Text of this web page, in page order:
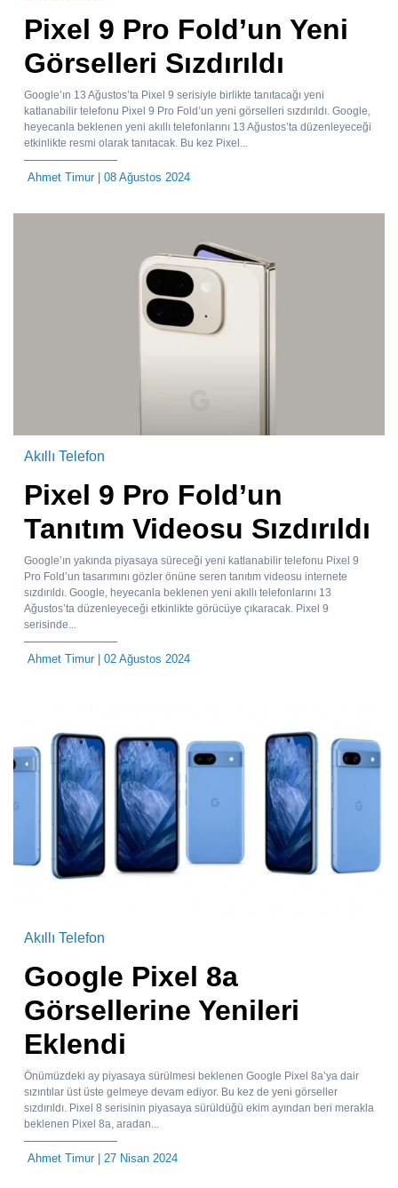
Pixel 9 Pro Fold’un Yeni
Görselleri Sızdırıldı
Google’ın 13 Ağustos’ta Pixel 9 serisiyle birlikte tanıtacağı yeni
katlanabilir telefonu Pixel 9 Pro Fold’un yeni görselleri sızdırıldı. Google,
heyecanla beklenen yeni akıllı telefonlarını 13 Ağustos’ta düzenleyeceği
etkinlikte resmi olarak tanıtacak. Bu kez Pixel...
Ahmet Timur| 08 Ağustos 2024
Akıllı Telefon
Pixel 9 Pro Fold’un
Tanıtım Videosu Sızdırıldı
Google’ın yakında piyasaya süreceği yeni katlanabilir telefonu Pixel 9
Pro Fold’un tasarımını gözler önüne seren tanıtım videosu internete
sızdırıldı. Google, heyecanla beklenen yeni akıllı telefonlarını 13
Ağustos’ta düzenleyeceği etkinlikte görücüye çıkaracak. Pixel 9
serisinde...
Ahmet Timur| 02 Ağustos 2024
Akıllı Telefon
Google Pixel 8a
Görsellerine Yenileri
Eklendi
Önümüzdeki ay piyasaya sürülmesi beklenen Google Pixel 8a’ya dair
sızıntılar üst üste gelmeye devam ediyor. Bu kez de yeni görseller
sızdırıldı. Pixel 8 serisinin piyasaya sürüldüğü ekim ayından beri merakla
beklenen Pixel 8a, aradan...
Ahmet Timur| 27 Nisan 2024